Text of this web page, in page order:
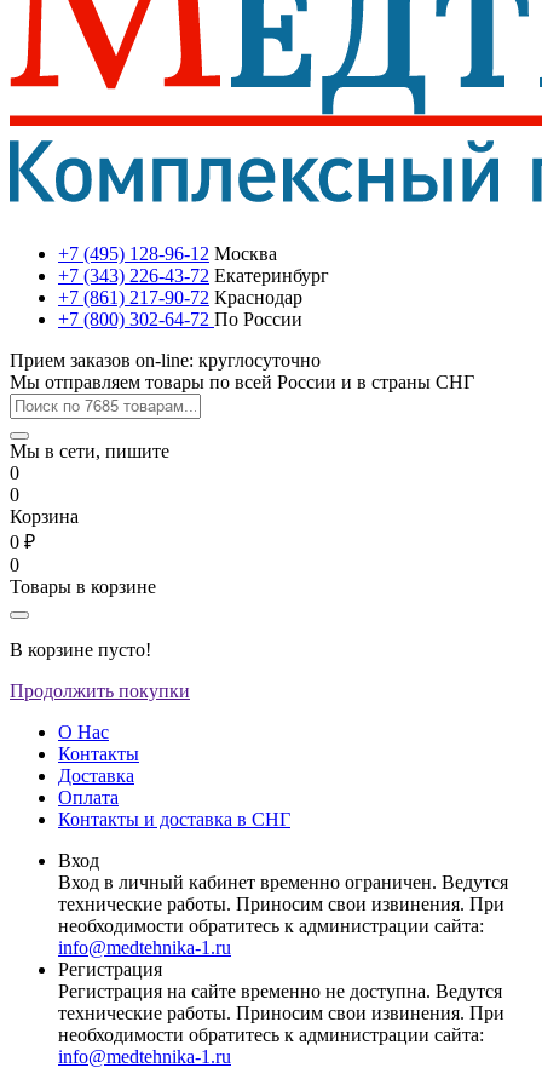
+7 (495) 128-96-12 Москва
+7 (343) 226-43-72 Екатеринбург
+7 (861) 217-90-72 Краснодар
+7 (800) 302-64-72 По России
Прием заказов on-line: круглосуточно
Мы отправляем товары по всей России и в страны СНГ
Мы в сети, пишите
0
0
Корзина
0 ₽
0
Товары в корзине
В корзине пусто!
Продолжить покупки
О Нас
Контакты
Доставка
Оплата
Контакты и доставка в СНГ
Вход
Вход в личный кабинет временно ограничен. Ведутся
технические работы. Приносим свои извинения. При
необходимости обратитесь к администрации сайта:
info@medtehnika-1.ru
Регистрация
Регистрация на сайте временно не доступна. Ведутся
технические работы. Приносим свои извинения. При
необходимости обратитесь к администрации сайта:
info@medtehnika-1.ru